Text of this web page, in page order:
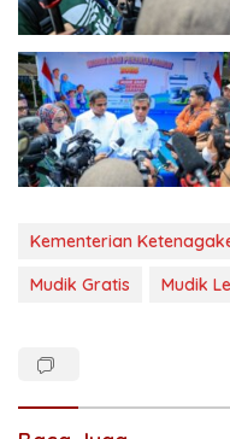
Kementerian
Mudik Gratis
Mudik